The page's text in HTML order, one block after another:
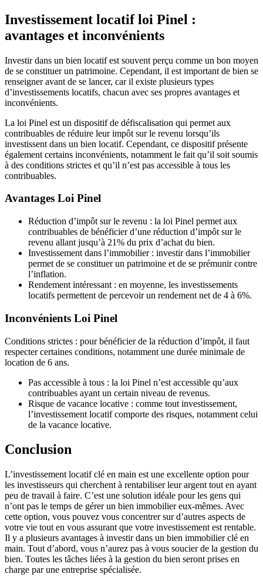
Investissement locatif loi Pinel :
avantages et inconvénients
Investir dans un bien locatif est souvent perçu comme un bon moyen
de se constituer un patrimoine. Cependant, il est important de bien se
renseigner avant de se lancer, car il existe plusieurs types
d’investissements locatifs, chacun avec ses propres avantages et
inconvénients.
La loi Pinel est un dispositif de défiscalisation qui permet aux
contribuables de réduire leur impôt sur le revenu lorsqu’ils
investissent dans un bien locatif. Cependant, ce dispositif présente
également certains inconvénients, notamment le fait qu’il soit soumis
à des conditions strictes et qu’il n’est pas accessible à tous les
contribuables.
Avantages Loi Pinel
Réduction d’impôt sur le revenu : la loi Pinel permet aux
contribuables de bénéficier d’une réduction d’impôt sur le
revenu allant jusqu’à 21% du prix d’achat du bien.
Investissement dans l’immobilier : investir dans l’immobilier
permet de se constituer un patrimoine et de se prémunir contre
l’inflation.
Rendement intéressant : en moyenne, les investissements
locatifs permettent de percevoir un rendement net de 4 à 6%.
Inconvénients Loi Pinel
Conditions strictes : pour bénéficier de la réduction d’impôt, il faut
respecter certaines conditions, notamment une durée minimale de
location de 6 ans.
Pas accessible à tous : la loi Pinel n’est accessible qu’aux
contribuables ayant un certain niveau de revenus.
Risque de vacance locative : comme tout investissement,
l’investissement locatif comporte des risques, notamment celui
de la vacance locative.
Conclusion
L’investissement locatif clé en main est une excellente option pour
les investisseurs qui cherchent à rentabiliser leur argent tout en ayant
peu de travail à faire. C’est une solution idéale pour les gens qui
n’ont pas le temps de gérer un bien immobilier eux-mêmes. Avec
cette option, vous pouvez vous concentrer sur d’autres aspects de
votre vie tout en vous assurant que votre investissement est rentable.
Il y a plusieurs avantages à investir dans un bien immobilier clé en
main. Tout d’abord, vous n’aurez pas à vous soucier de la gestion du
bien. Toutes les tâches liées à la gestion du bien seront prises en
charge par une entreprise spécialisée.